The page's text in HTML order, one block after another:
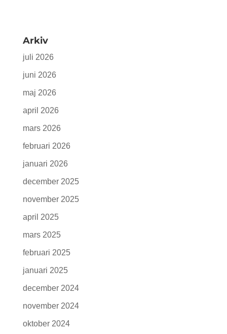
Arkiv
juli 2026
juni 2026
maj 2026
april 2026
mars 2026
februari 2026
januari 2026
december 2025
november 2025
april 2025
mars 2025
februari 2025
januari 2025
december 2024
november 2024
oktober 2024